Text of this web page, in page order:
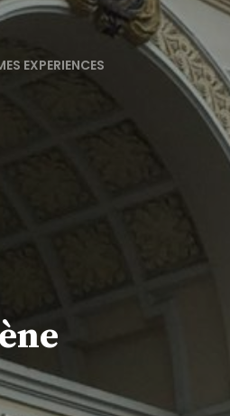
EXPERIENCES